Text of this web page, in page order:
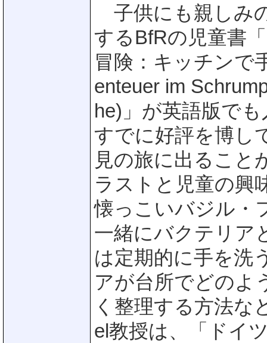
子供にも親しみ
するBfRの児童書
冒険：キッチンで
enteuer im
he)」が英語版で
すでに好評を博し
見の旅に出ること
ラストと児童の興
懐っこいバジル・
一緒にバクテリア
は定期的に手を洗
アが台所でどのよ
く整理する方法な
el教授は、「ドイ